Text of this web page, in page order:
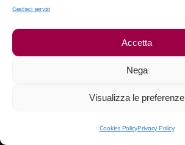
Gestisci servizi
Accetta
Nega
Visualizza le preferenze
Cookies PolicyPrivacy Policy
S.p.A. • Partita IVA IT09706730968